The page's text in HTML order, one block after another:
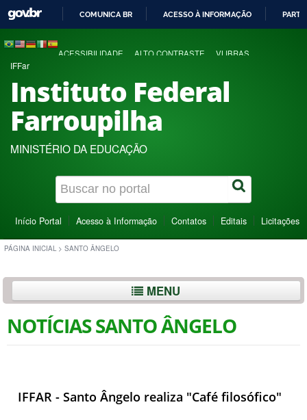
COMUNICA BR ACESSO À INFORMAÇÃO
ACESSIBILIDADE ALTO CONTRASTE VLIBRAS
IFFar
Instituto Federal
Farroupilha
MINISTÉRIO DA EDUCAÇÃO
Início Portal Acesso à Informação Contatos Editais Licitações
PÁGINA INICIAL > SANTO ÂNGELO
MENU
NOTÍCIAS SANTO ÂNGELO
IFFAR - Santo Ângelo realiza "Café filosófico"